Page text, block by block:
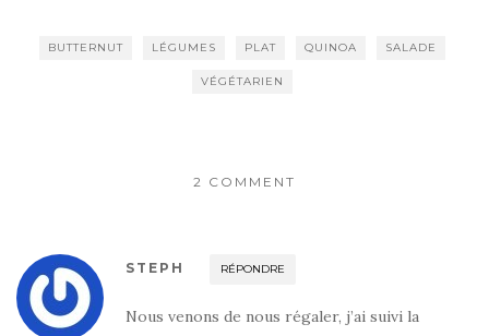
BUTTERNUT LÉGUMES PLAT QUINOA SALADE
VÉGÉTARIEN
2 COMMENT
STEPH RÉPONDRE
Nous venons de nous régaler, j’ai suivi la